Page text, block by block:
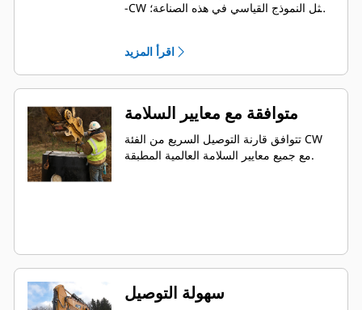
-CW تمثل النموذج القياسي في هذه الصناعة؛
40 سنة الماضية. كما أنها قابلة للتبديل بين
فئات الماكينات المختلفة، وقد تم تصميمها
بحيث يمكن استخدامها مع أكثر من 700
ماكينة مختلفة، سواء كانت من إنتاج Cat أو
اقرأ المزيد
متوافقة مع معايير السلامة
تتوافق قارنة التوصيل السريع من الفئة CW
مع جميع معايير السلامة العالمية المطبقة.
سهولة التوصيل